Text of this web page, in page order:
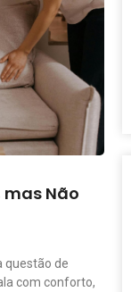
mas Não
questão de
com conforto,